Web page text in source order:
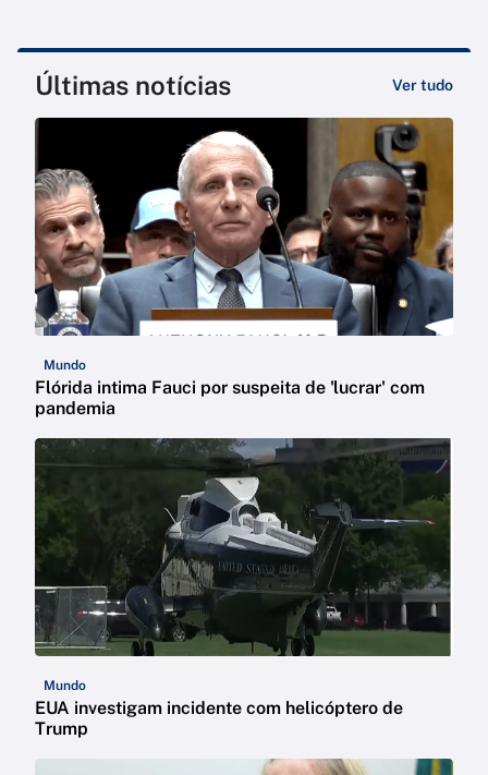
Últimas notícias Ver tudo
Mundo
Flórida intima Fauci por suspeita de 'lucrar' com
pandemia
Mundo
EUA investigam incidente com helicóptero de
Trump